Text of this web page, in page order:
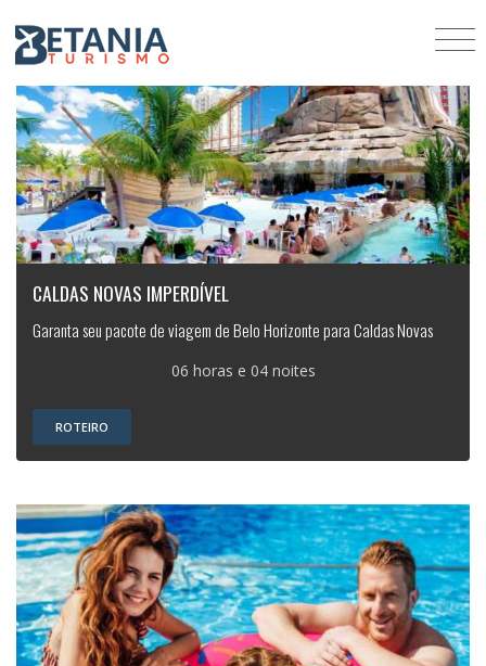
CALDAS NOVAS IMPERDÍVEL
Garanta seu pacote de viagem de Belo Horizonte para Caldas Novas
06 horas e 04 noites
ROTEIRO